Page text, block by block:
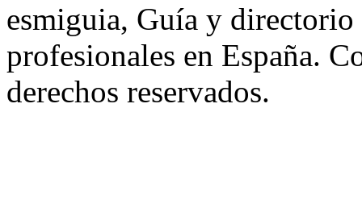
esmiguia, Guía y directorio
profesionales en España.
derechos reservados.